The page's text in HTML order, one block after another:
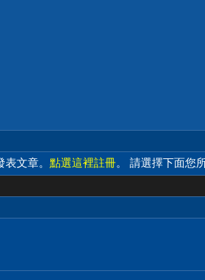
表文章。 點選這裡註冊。 請選擇下面您